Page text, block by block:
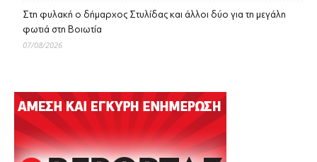
Στη φυλακή ο δήμαρχος Στυλίδας και άλλοι δύο για τη μεγάλη
φωτιά στη Βοιωτία
07/08/2026